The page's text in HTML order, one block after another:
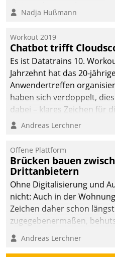
methodisch
Quartier. Dazwischen
zeigte Datatrain, was es
Neues zu bieten hat.
Nadja Hußmann
Workout 2019
Chatbot trifft
Es ist Datatrains 10.
Jahrzehnt hat das 20-
Anwendertreffen
haben sich verdoppelt,
dabei – klares Zeichen für
Fokussierung auf den
Andreas Lerchner
Offene Plattform
Brücken bauen
Drittanbietern
Ohne Digitalisierung und
nicht: Auch in der
Zeichen daher schon
zugegebenermaßen,
Branchen.
Andreas Lerchner